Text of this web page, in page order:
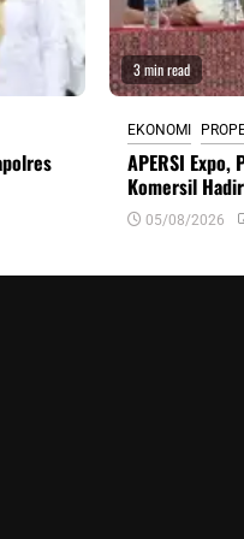
3 min read
EKONOMI
APERSI Expo,
Komersil
05/08/2026